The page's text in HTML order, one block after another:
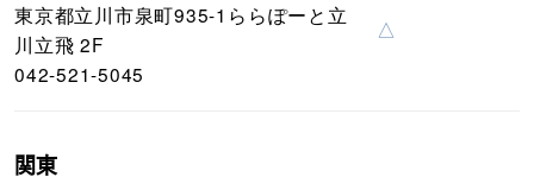
東京都立川市泉町935-1ららぽーと立
川立飛 2F
042-521-5045
△
関東